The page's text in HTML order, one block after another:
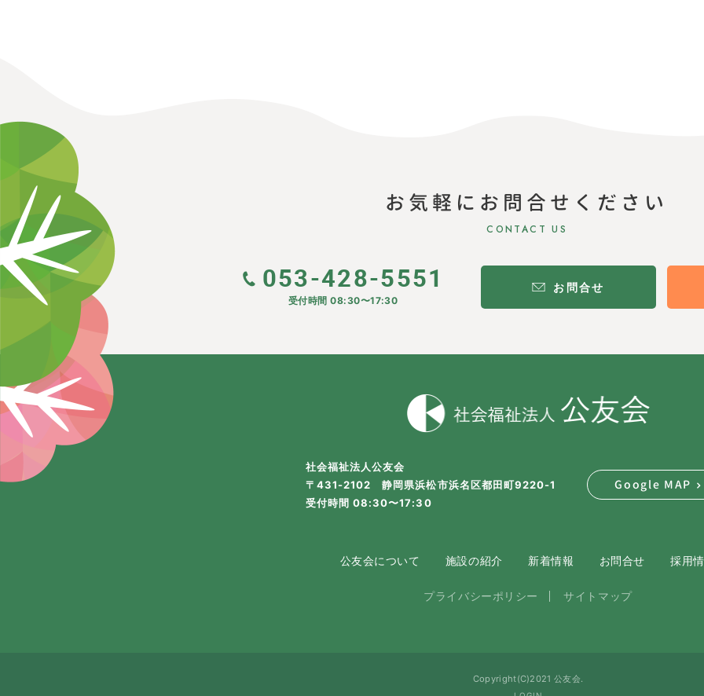
お気軽にお問合せください
CONTACT US
053-428-5551
受付時間 08:30〜17:30
お問合せ
社会福祉法人公友会
〒431-2102 静岡県浜松市浜名区都田町9220-1
受付時間 08:30〜17:30
Google MAP
公友会について 施設の紹介 新着情報 お問合せ 採用
プライバシーポリシー サイトマップ
Copyright(C)2021 公友会.